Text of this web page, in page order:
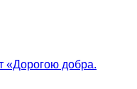
«Дорогою добра.